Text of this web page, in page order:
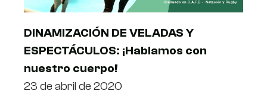
DINAMIZACIÓN DE VELADAS Y
ESPECTÁCULOS: ¡Hablamos con
nuestro cuerpo!
23 de abril de 2020